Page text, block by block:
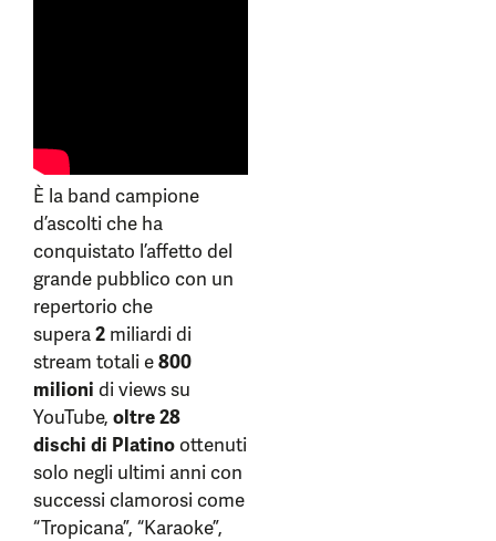
È la band campione
d’ascolti che ha
conquistato l’affetto del
grande pubblico con un
repertorio che
supera2 miliardi di
stream totali e800
milioni di views su
YouTube, oltre 28
dischi di Platinoottenuti
solo negli ultimi anni con
successi clamorosi come
“Tropicana”, “Karaoke”,